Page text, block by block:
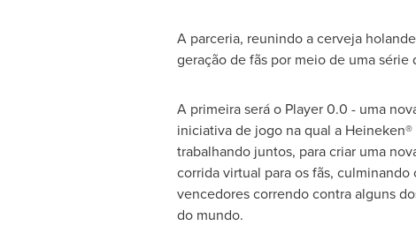
A parceria, reunindo a cerveja
geração de fãs por meio de uma
A primeira será o Player 0.0 - uma
iniciativa de jogo na qual a
trabalhando juntos, para criar uma
corrida virtual para os fãs, culminando
vencedores correndo contra alguns
do mundo.